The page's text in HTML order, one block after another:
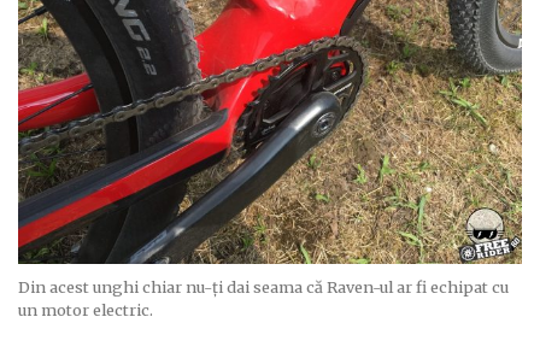
Din acest unghi chiar nu-ți dai seama că Raven-ul ar fi echipat cu
un motor electric.